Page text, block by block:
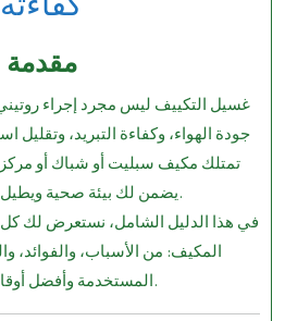
مقدمة
غسيل التكييف ليس مجرد إجراء
جودة الهواء، وكفاءة التبريد، وتقليل
تمتلك مكيف سبليت أو شباك أو
يضمن لك بيئة صحية ويطيل من عمر الجهاز.
في هذا الدليل الشامل، نستعرض لك
المكيف: من الأسباب، والفوائد،
المستخدمة وأفضل أوقات التنظيف.